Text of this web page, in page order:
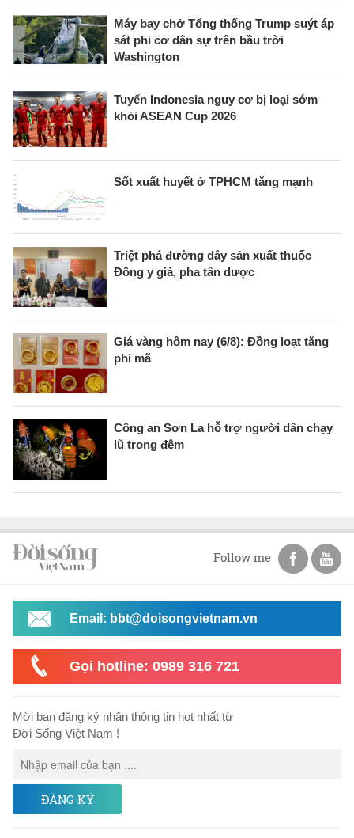
Máy bay chở Tổng thống Trump suýt áp
sát phi cơ dân sự trên bầu trời
Washington
Tuyển Indonesia nguy cơ bị loại sớm
khỏi ASEAN Cup 2026
Sốt xuất huyết ở TPHCM tăng mạnh
Triệt phá đường dây sản xuất thuốc
Đông y giả, pha tân dược
Giá vàng hôm nay (6/8): Đồng loạt tăng
phi mã
Công an Sơn La hỗ trợ người dân chạy
lũ trong đêm
Follow me
Email: bbt@doisongvietnam.vn
Gọi hotline: 0989 316 721
Mời bạn đăng ký nhận thông tin hot nhất từ
Đời Sống Việt Nam !
ĐĂNG KÝ